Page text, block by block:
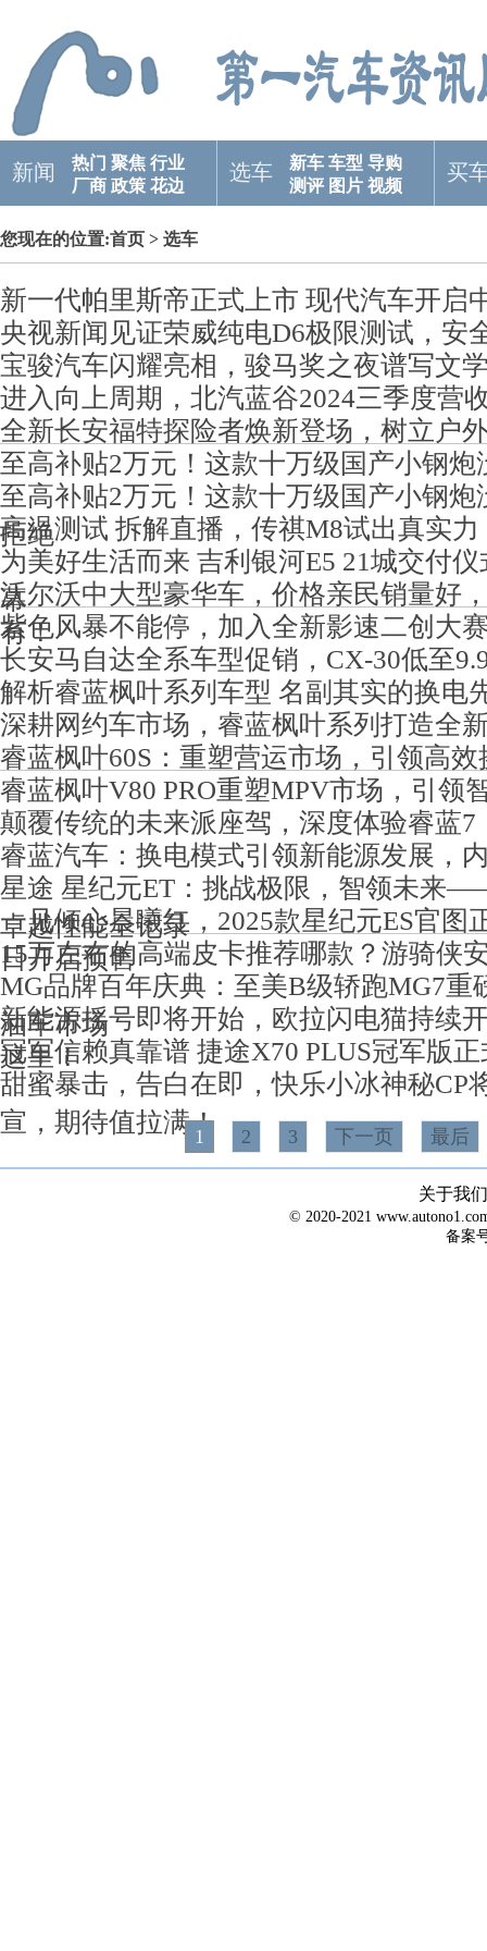
新闻 热门 聚焦 行业
厂商 政策 花边
选车 新车 车型 导购
测评 图片 视频
买
您现在的位置:首页 > 选车
新一代帕里斯帝正式上市 现代汽车开启
央视新闻见证荣威纯电D6极限测试，安
宝骏汽车闪耀亮相，骏马奖之夜谱写文
进入向上周期，北汽蓝谷2024三季度营
全新长安福特探险者焕新登场，树立户
至高补贴2万元！这款十万级国产小钢
至高补贴2万元！这款十万级国产小钢炮
拒绝
高温测试 拆解直播，传祺M8试出真实力
为美好生活而来 吉利银河E5 21城交付
幕
沃尔沃中大型豪华车，价格亲民销量好
有！
紫色风暴不能停，加入全新影速二创大
长安马自达全系车型促销，CX-30低至
解析睿蓝枫叶系列车型 名副其实的换电
深耕网约车市场，睿蓝枫叶系列打造全
睿蓝枫叶60S：重塑营运市场，引领高
睿蓝枫叶V80 PRO重塑MPV市场，引领
颠覆传统的未来派座驾，深度体验睿蓝7
睿蓝汽车：换电模式引领新能源发展，
星途 星纪元ET：挑战极限，智领未来
卓越性能全记录
一见倾心晨曦红，2025款星纪元ES官图
日开启预售
15万左右的高端皮卡推荐哪款？游骑侠
MG品牌百年庆典：至美B级轿跑MG7重
油车市场
新能源摇号即将开始，欧拉闪电猫持续
这里！
冠军信赖真靠谱 捷途X70 PLUS冠军版
甜蜜暴击，告白在即，快乐小冰神秘CP
宣，期待值拉满！
1 2 3 下一页 最后
关于我们
© 2020-2021
备案